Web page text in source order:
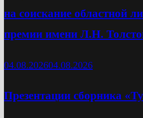
на соискание областной
премии имени Л.Н.
04.08.202604.08.2026
Презентации сборника